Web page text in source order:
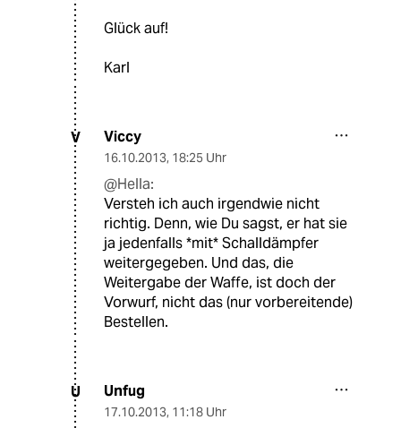
Glück auf!
Karl
V Viccy
16.10.2013, 18:25 Uhr
@Hella:
Versteh ich auch irgendwie nicht
richtig. Denn, wie Du sagst, er hat sie
ja jedenfalls *mit* Schalldämpfer
weitergegeben. Und das, die
Weitergabe der Waffe, ist doch der
Vorwurf, nicht das (nur vorbereitende)
Bestellen.
U Unfug
17.10.2013, 11:18 Uhr